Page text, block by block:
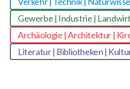
Gewerbe | Industrie |
Archäologie | Architektur |
Literatur | Bibliotheken |